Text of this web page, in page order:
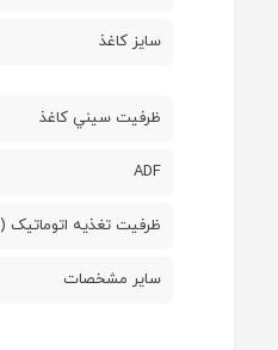
سايز کاغذ
ظرفيت سيني کاغذ
ADF
ظرفيت تغذيه اتوماتيک (ADF)
ساير مشخصات